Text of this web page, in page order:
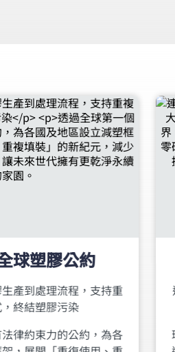
球塑膠公約
產到處理流程，支持重
終結塑膠污染
律約束力的公約，為各